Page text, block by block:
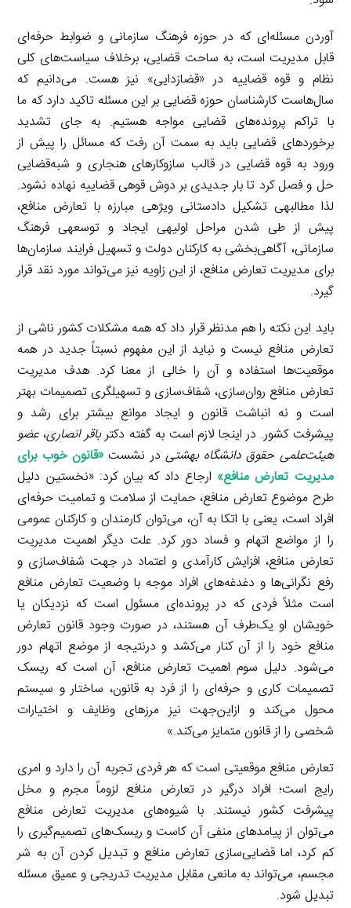
آوردن مسئله‌ای که در حوزه فرهنگ سازمانی و ضوابط حرفه‌ای
قابل مدیریت است، به ساحت قضایی، برخلاف سیاست‌های کلی
نظام و قوه قضاییه در «قضازدایی» نیز هست. می‌دانیم که
سال‌هاست کارشناسان حوزه قضایی بر این مسئله تاکید دارد که ما
با تراکم پرونده‌های قضایی مواجه هستیم. به جای تشدید
برخوردهای قضایی باید به سمت آن رفت که مسائل را پیش از
ورود به قوه قضایی در قالب سازوکارهای هنجاری و شبه‌قضایی
حل و فصل کرد تا بار جدیدی بر دوش قوهی قضاییه نهاده نشود.
لذا مطالبهی تشکیل دادستانی ویژهی مبارزه با تعارض منافع،
پیش از طی شدن مراحل اولیهی ایجاد و توسعهی فرهنگ
سازمانی، آگاهی‌بخشی به کارکنان دولت و تسهیل فرایند سازمان‌ها
برای مدیریت تعارض منافع، از این زاویه نیز می‌تواند مورد نقد قرار
گیرد.
باید این نکته را هم مدنظر قرار داد که همه مشکلات کشور ناشی از
تعارض منافع نیست و نباید از این مفهوم نسبتاً جدید در همه
موقعیت‌ها استفاده و آن را خالی از معنا کرد. هدف مدیریت
تعارض منافع روان‌سازی، شفاف‌سازی و تسهیلگری تصمیمات بهتر
است و نه انباشت قانون و ایجاد موانع بیشتر برای رشد و
پیشرفت کشور. در اینجا لازم است به گفته دکترباقر انصاری،عضو
هیئت‌علمی حقوق دانشگاه بهشتی در نشست«قانون خوب برای
مدیریت تعارض منافع» ارجاع داد که بیان کرد: «نخستین دلیل
طرح موضوع تعارض منافع، حمایت از سلامت و تمامیت حرفه‌ای
افراد است، یعنی با اتکا به آن، می‌توان کارمندان و کارکنان عمومی
را از مواضع اتهام و فساد دور کرد. علت دیگر اهمیت مدیریت
تعارض منافع، افزایش کارآمدی و اعتماد در جهت شفاف‌سازی و
رفع نگرانی‌ها و دغدغه‌های افراد موجه با وضعیت تعارض منافع
است مثلاً فردی که در پرونده‌ای مسئول است که نزدیکان یا
خویشان او یک‌طرف آن هستند، در صورت وجود قانون تعارض
منافع خود را از آن کنار می‌کشد و درنتیجه از موضع اتهام دور
می‌شود. دلیل سوم اهمیت تعارض منافع، آن است که ریسک
تصمیمات کاری و حرفه‌ای را از فرد به قانون، ساختار و سیستم
محول می‌کند و ازاین‌جهت نیز مرزهای وظایف و اختیارات
شخصی را از قانون متمایز می‌کند.»
تعارض منافع موقعیتی است که هر فردی تجربه آن را دارد و امری
رایج است؛ افراد درگیر در تعارض منافع لزوماً مجرم و مخل
پیشرفت کشور نیستند. با شیوه‌های مدیریت تعارض منافع
می‌توان از پیامدهای منفی آن کاست و ریسک‌های تصمیم‌گیری را
کم کرد، اما قضایی‌سازی تعارض منافع و تبدیل کردن آن به شر
مجسم، می‌تواند به مانعی مقابل مدیریت تدریجی و عمیق مسئله
تبدیل شود.